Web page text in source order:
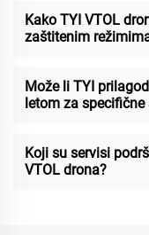
Kako TYI VTOL
zaštitenim
Može li TYI
letom za
Koji su servisi
VTOL drona?